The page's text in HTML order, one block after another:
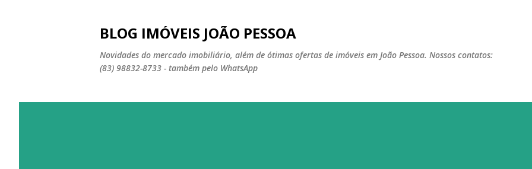
BLOG IMÓVEIS JOÃO PESSOA
Novidades do mercado imobiliário, além de ótimas ofertas de imóveis em João Pessoa. Nossos contatos:
(83) 98832-8733 - também pelo WhatsApp